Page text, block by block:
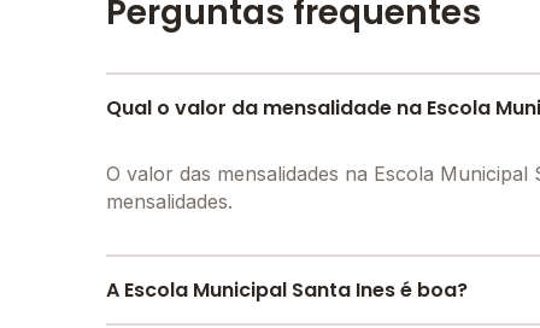
Perguntas frequentes
Qual o valor da mensalidade na Escola
O valor das mensalidades na Escola
mensalidades.
A Escola Municipal Santa Ines é boa?